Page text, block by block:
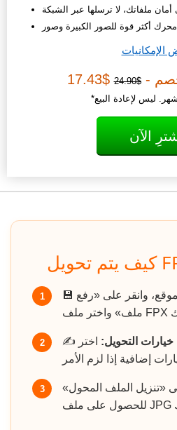
الإمكانيات
-
$24.90
$17.43
الآن
1 💾 وانقر على «رفع
2 ✍️ خيارات التحويل: اختر JPG كتنسيق
3
«تنزيل الملف المحول»